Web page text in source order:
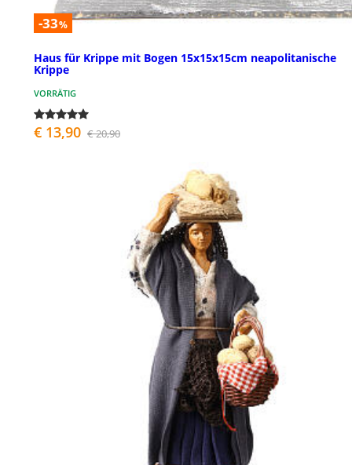
-33%
Haus für Krippe mit Bogen 15x15x15cm neapolitanische
Krippe
VORRÄTIG
€ 13,90 € 20,90